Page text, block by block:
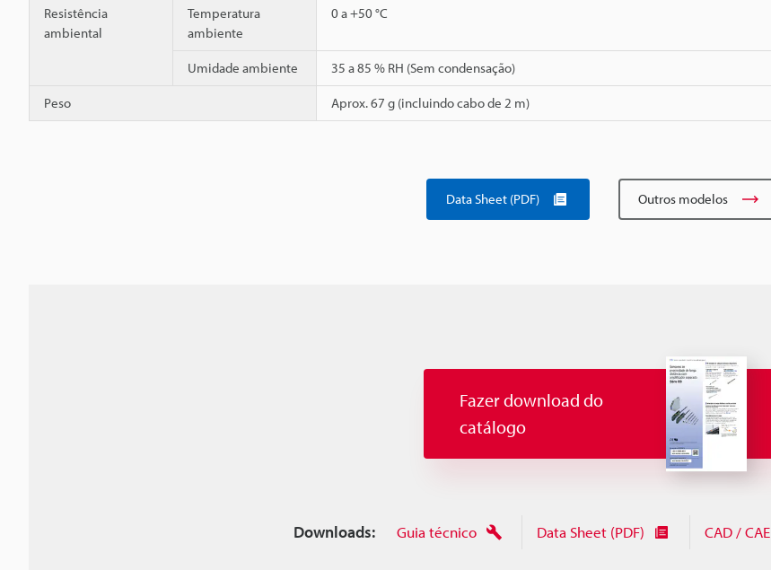
Resistência
ambiental
Temperatura
ambiente
0 a +50 °C
Umidade ambiente 35 a 85 % RH (Sem condensação)
Peso Aprox. 67 g (incluindo cabo de 2 m)
Data Sheet (PDF) Outros modelos
Fazer download do
catálogo
Downloads: Guia técnico Data Sheet (PDF) CAD / CAE